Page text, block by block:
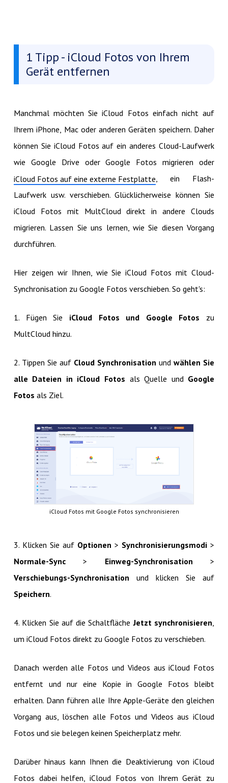
1 Tipp - iCloud Fotos von Ihrem
Gerät entfernen
Manchmal möchten Sie iCloud Fotos einfach nicht auf
Ihrem iPhone, Mac oder anderen Geräten speichern. Daher
können Sie iCloud Fotos auf ein anderes Cloud-Laufwerk
wie Google Drive oder Google Fotos migrieren oder
iCloud Fotos auf eine externe Festplatte, ein Flash-
Laufwerk usw. verschieben. Glücklicherweise können Sie
iCloud Fotos mit MultCloud direkt in andere Clouds
migrieren. Lassen Sie uns lernen, wie Sie diesen Vorgang
durchführen.
Hier zeigen wir Ihnen, wie Sie iCloud Fotos mit Cloud-
Synchronisation zu Google Fotos verschieben. So geht's:
1. Fügen Sie iCloud Fotos und Google Fotos zu
MultCloud hinzu.
2. Tippen Sie auf Cloud Synchronisation undwählen Sie
alle Dateien in iCloud Fotos als Quelle und Google
Fotos als Ziel.
iCloud Fotos mit Google Fotos synchronisieren
3. Klicken Sie auf Optionen > Synchronisierungsmodi >
Normale-Sync> Einweg-Synchronisation >
Verschiebungs-Synchronisation und klicken Sie auf
Speichern.
4. Klicken Sie auf die SchaltflächeJetzt synchronisieren
um iCloud Fotos direkt zu Google Fotos zu verschieben.
Danach werden alle Fotos und Videos aus iCloud Fotos
entfernt und nur eine Kopie in Google Fotos bleibt
erhalten. Dann führen alle Ihre Apple-Geräte den gleichen
Vorgang aus, löschen alle Fotos und Videos aus iCloud
Fotos und sie belegen keinen Speicherplatz mehr.
Darüber hinaus kann Ihnen die Deaktivierung von iCloud
Fotos dabei helfen, iCloud Fotos von Ihrem Gerät zu